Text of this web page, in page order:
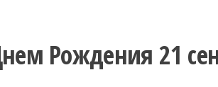
Рождения 21